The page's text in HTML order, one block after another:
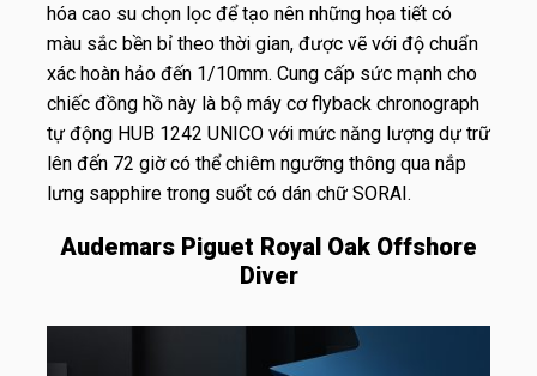
hóa cao su chọn lọc để tạo nên những họa tiết có
màu sắc bền bỉ theo thời gian, được vẽ với độ chuẩn
xác hoàn hảo đến 1/10mm. Cung cấp sức mạnh cho
chiếc đồng hồ này là bộ máy cơ flyback chronograph
tự động HUB 1242 UNICO với mức năng lượng dự trữ
lên đến 72 giờ có thể chiêm ngưỡng thông qua nắp
lưng sapphire trong suốt có dán chữ SORAI.
Audemars Piguet Royal Oak Offshore
Diver